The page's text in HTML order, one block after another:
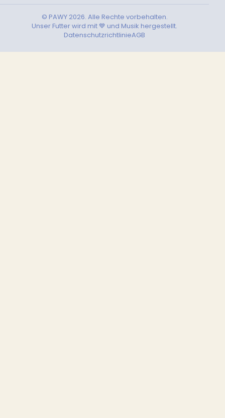
© PAWY 2026. Alle Rechte vorbehalten.
DatenschutzrichtlinieAGB
Unser Futter wird mit 💙 und Musik hergestellt.